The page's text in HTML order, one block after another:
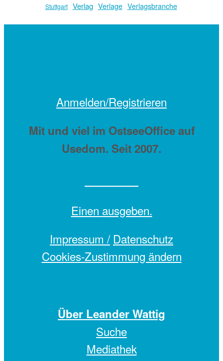
Stuttgart
Verlag Verlage Verlagsbranche
Anmelden/Registrieren
Mit und viel im OstseeOffice auf
Usedom. Seit 2007.
Einen ausgeben.
Impressum / Datenschutz
Cookies-Zustimmung ändern
Über Leander Wattig
Suche
Mediathek